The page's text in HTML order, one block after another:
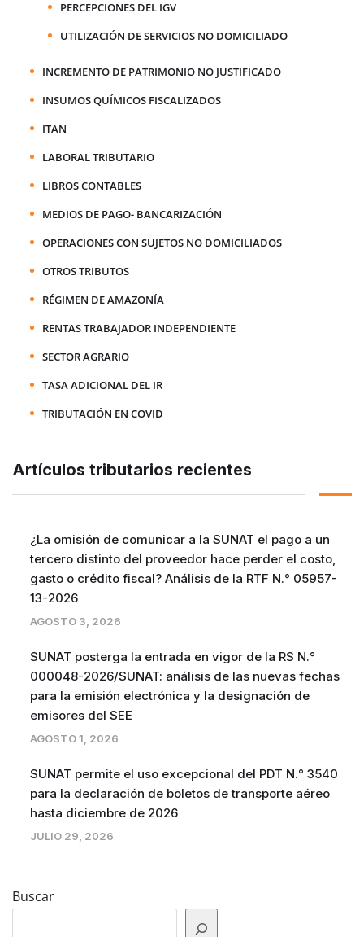
PERCEPCIONES DEL IGV
UTILIZACIÓN DE SERVICIOS NO DOMICILIADO
INCREMENTO DE PATRIMONIO NO JUSTIFICADO
INSUMOS QUÍMICOS FISCALIZADOS
ITAN
LABORAL TRIBUTARIO
LIBROS CONTABLES
MEDIOS DE PAGO- BANCARIZACIÓN
OPERACIONES CON SUJETOS NO DOMICILIADOS
OTROS TRIBUTOS
RÉGIMEN DE AMAZONÍA
RENTAS TRABAJADOR INDEPENDIENTE
SECTOR AGRARIO
TASA ADICIONAL DEL IR
TRIBUTACIÓN EN COVID
Artículos tributarios recientes
¿La omisión de comunicar a la SUNAT el pago a un
tercero distinto del proveedor hace perder el costo,
gasto o crédito fiscal? Análisis de la RTF N.° 05957-
13-2026
AGOSTO 3, 2026
SUNAT posterga la entrada en vigor de la RS N.°
000048-2026/SUNAT: análisis de las nuevas fechas
para la emisión electrónica y la designación de
emisores del SEE
AGOSTO 1, 2026
SUNAT permite el uso excepcional del PDT N.° 3540
para la declaración de boletos de transporte aéreo
hasta diciembre de 2026
JULIO 29, 2026
Buscar